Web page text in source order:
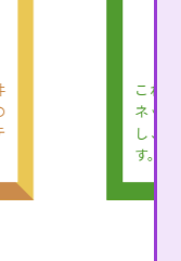
これ
ネッ
し、
す。